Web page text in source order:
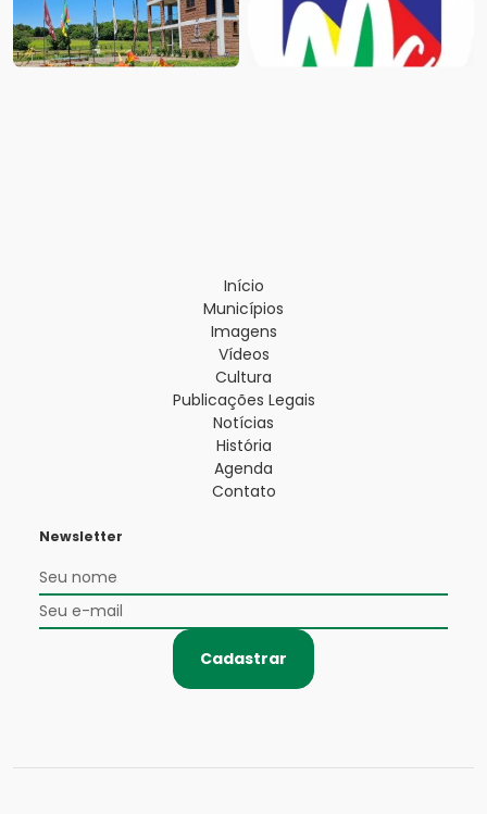
Início
Municípios
Imagens
Vídeos
Cultura
Publicações Legais
Notícias
História
Agenda
Contato
Newsletter
Cadastrar